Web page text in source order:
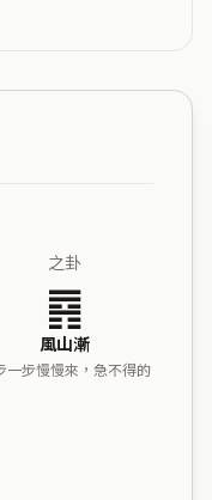
之卦
䷴
風山漸
一步慢慢來，急不得的